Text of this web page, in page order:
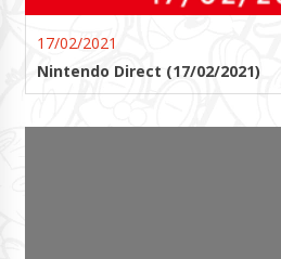
17/02/2021
Nintendo Direct (17/02/2021)